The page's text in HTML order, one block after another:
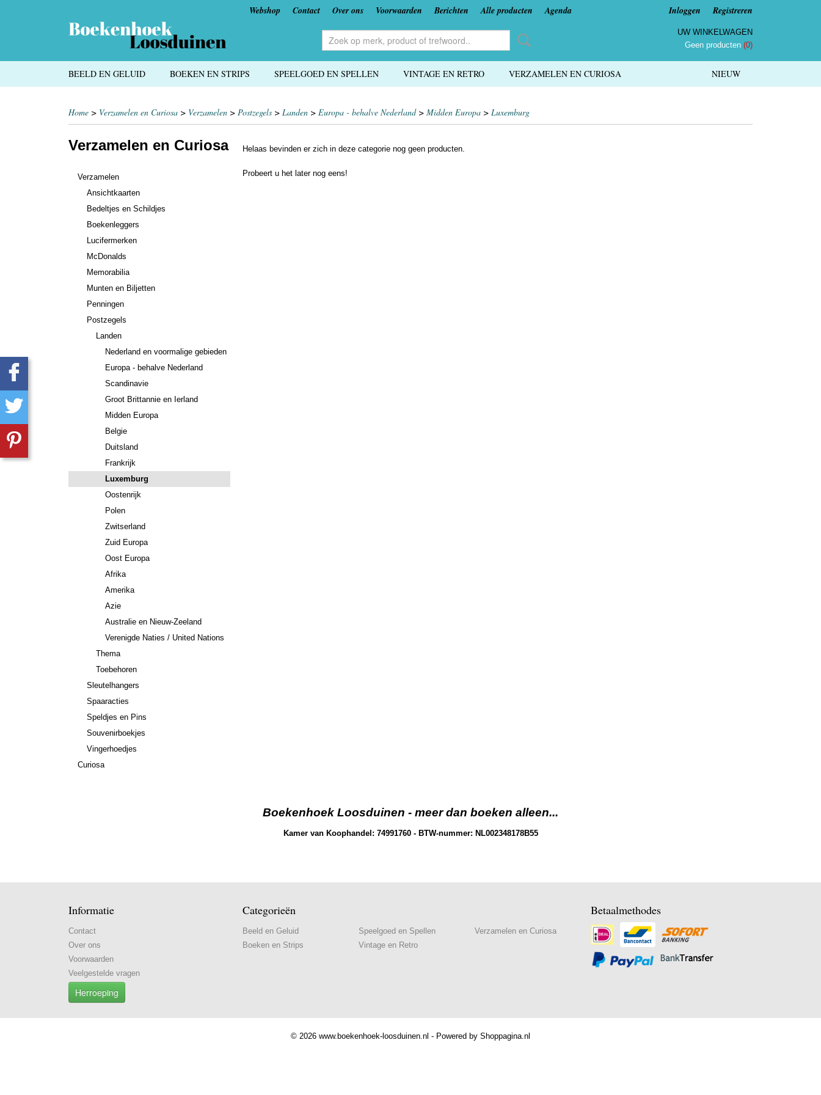
Webshop Contact Over ons Voorwaarden Berichten Alle producten Agenda Inloggen Registreren
UW WINKELWAGEN
Geen producten (0)
NIEUW
BEELD EN GELUID BOEKEN EN STRIPS SPEELGOED EN SPELLEN VINTAGE EN RETRO VERZAMELEN EN CURIOSA
Home > Verzamelen en Curiosa > Verzamelen > Postzegels > Landen > Europa - behalve Nederland> Midden Europa > Luxemburg
Verzamelen en Curiosa
Verzamelen
Ansichtkaarten
Bedeltjes en Schildjes
Boekenleggers
Lucifermerken
McDonalds
Memorabilia
Munten en Biljetten
Penningen
Postzegels
Landen
Nederland en voormalige gebieden
Europa - behalve Nederland
Scandinavie
Groot Brittannie en Ierland
Midden Europa
Belgie
Duitsland
Frankrijk
Luxemburg
Oostenrijk
Polen
Zwitserland
Zuid Europa
Oost Europa
Afrika
Amerika
Azie
Australie en Nieuw-Zeeland
Verenigde Naties / United Nations
Thema
Toebehoren
Sleutelhangers
Spaaracties
Speldjes en Pins
Souvenirboekjes
Vingerhoedjes
Curiosa
Helaas bevinden er zich in deze categorie nog geen producten.
Probeert u het later nog eens!
Boekenhoek Loosduinen - meer dan boeken alleen...
Kamer van Koophandel: 74991760 - BTW-nummer: NL002348178B55
Informatie
Contact
Over ons
Voorwaarden
Veelgestelde vragen
Herroeping
Categorieën
Beeld en Geluid
Boeken en Strips
Speelgoed en Spellen
Vintage en Retro
Verzamelen en Curiosa
Betaalmethodes
© 2026 www.boekenhoek-loosduinen.nl - Powered by Shoppagina.nl